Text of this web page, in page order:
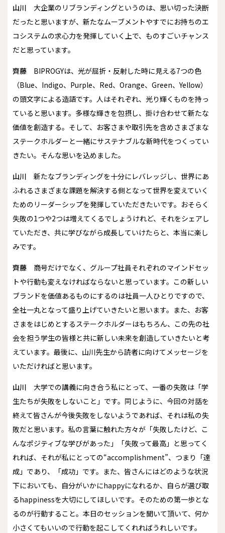
山川 大企業のリブランディングというのは、思い切った決断
だったと思いますが、新たなムーブメントやすでにお持ちのエ
コシステムの求心力を発揮していく上で、ものすごいチャンス
だと思っています。
齊藤 BIPROGYは、光が屈折・反射した時に見える7つの色
（Blue、Indigo、Purple、Red、Orange、Green、Yellow）
の頭文字による造語です。人はそれぞれ、光り輝くものを持っ
ていると思います。多様な輝きを包摂し、掛け合わせて新たな
価値を創造する。そして、お客さまや取引先を含めさまざまな
ステークホルダーと一緒にサステナブルな新時代をつくってい
きたい。そんな思いを込めました。
山川 新たなブランディングを十分にレバレッジし、世界にあ
ふれるさまざまな課題を解決する側となって世界を変えていく
ためのリーダーシップを発揮していただきたいです。おそらく
失敗の1つや2つは増えてくるでしょうけれど、それをシェアし
ていただき、共に学びながら成長していけたらと、本当に楽し
みです。
齊藤 商号だけでなく、グループ社員それぞれのマインドセッ
トや行動も変えなければならないと思っています。この新しい
ブランドを価値あるものにするのは社員一人ひとりですので、
全社一丸となって盛り上げていきたいと思います。また、お客
さまをはじめとするステークホルダーはもちろん、この先の社
会を担う学生の皆様と共に新しい未来を創造していきたいと考
えています。最後に、山川先生から読者に向けてメッセージを
いただければと思います。
山川 大学での講義に向き合う私にとって、一番の失敗は「学
生たちが失敗をしないこと」です。同じように、今回の対話を
終えて皆さんが今後失敗をしないようであれば、それは私の失
敗だと思います。私の言葉に触れた方々が「失敗したけど、こ
んなポジティブな学びがあった」「失敗って最高」と思ってく
れれば、それが私にとっての“accomplishment”、つまり「達
成」であり、「成功」です。また、皆さんにはどのような状況
下においても、自分がいかにhappyになれるか、自らが選び取
るhappinessを大切にしてほしいです。そのための第一歩とな
るのが行動すること。本日のセッションを聞いて頂いて、何か
小さくてもいいので行動を起こしてくれればうれしいです。